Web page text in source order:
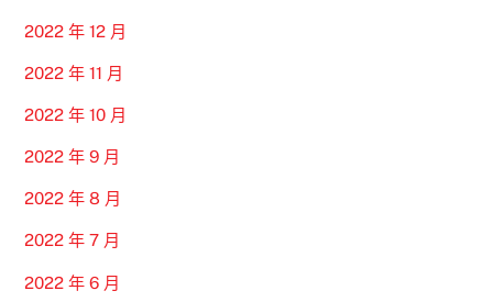
2022 年 12 月
2022 年 11 月
2022 年 10 月
2022 年 9 月
2022 年 8 月
2022 年 7 月
2022 年 6 月